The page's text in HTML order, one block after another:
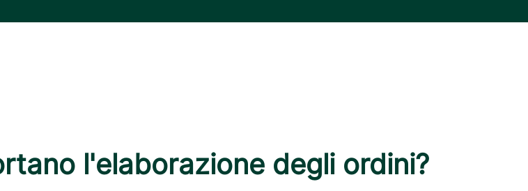
l'elaborazione degli ordini?